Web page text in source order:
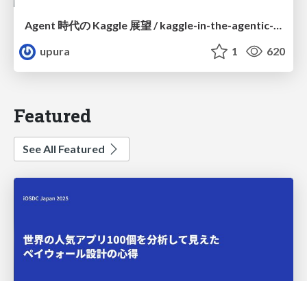
Agent 時代の Kaggle 展望 / kaggle-in-the-agentic-era
upura
1 620
Featured
See All Featured